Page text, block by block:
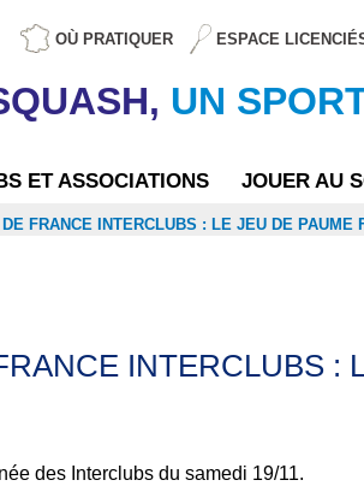
OÙ PRATIQUER ESPACE
UN
ET ASSOCIATIONS JOUER AU
FRANCE INTERCLUBS : LE JEU DE PAUME
INTERCLUBS :
des Interclubs du samedi 19/11.